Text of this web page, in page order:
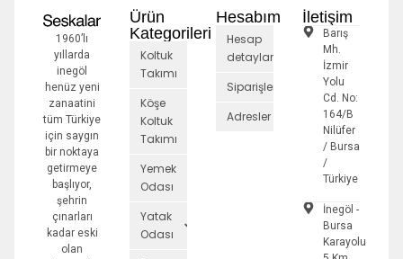
1960’lı
yıllarda
inegöl
henüz yeni
zanaatini
tüm Türkiye
için saygın
bir noktaya
getirmeye
başlıyor,
şehrin
çınarları
kadar eski
olan
Ürün
Kategorileri
Koltuk
Takımı
Köşe
Koltuk
Takımı
Yemek
Odası
Yatak
Odası
Hesabım
Hesap
detayları
Siparişler
Adresler
İletişim
Barış
Mh.
İzmir
Yolu
Cd. No:
164/B
Nilüfer
/ Bursa
/
Türkiye
İnegöl -
Bursa
Karayolu